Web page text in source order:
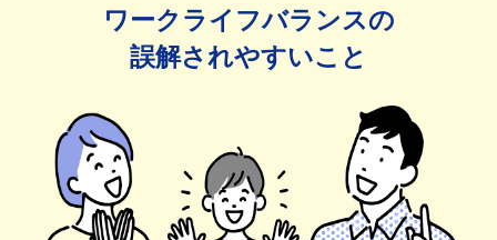
ワークライフバランスの
誤解されやすいこと